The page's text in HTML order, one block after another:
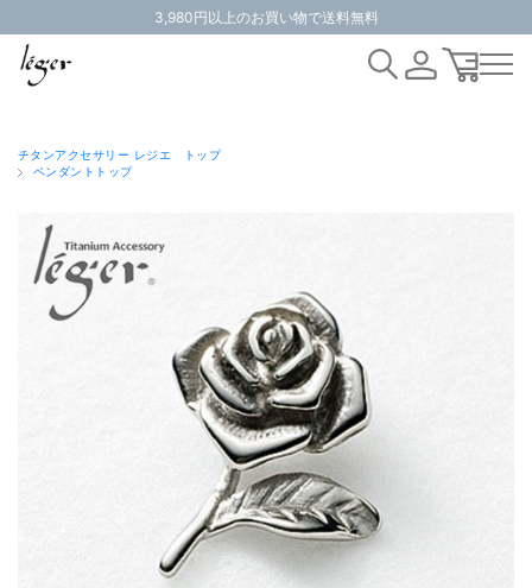
3,980円以上のお買い物で送料無料
チタンアクセサリー レジエ トップ
ペンダントトップ